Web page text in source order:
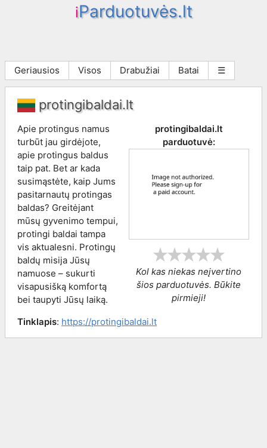
iParduotuvės.lt
Geriausios Visos Drabužiai Batai ☰
protingibaldai.lt
protingibaldai.lt
parduotuvė:
Kol kas niekas neįvertino
šios parduotuvės. Būkite
pirmieji!
Apie protingus namus
turbūt jau girdėjote,
apie protingus baldus
taip pat. Bet ar kada
susimąstėte, kaip Jums
pasitarnautų protingas
baldas? Greitėjant
mūsų gyvenimo tempui,
protingi baldai tampa
vis aktualesni. Protingų
baldų misija Jūsų
namuose – sukurti
visapusišką komfortą
bei taupyti Jūsų laiką.
Tinklapis: https://protingibaldai.lt